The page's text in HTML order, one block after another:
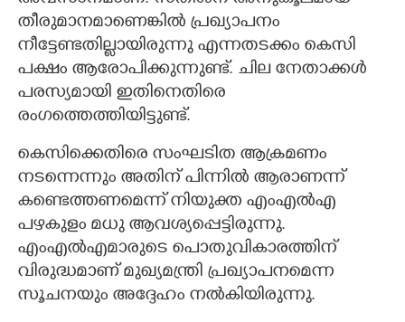
തീരുമാനമാണെങ്കിൽ പ്രഖ്യാപനം
നീട്ടേണ്ടതില്ലായിരുന്നു എന്നതടക്കം കെസി
പക്ഷം ആരോപിക്കുന്നുണ്ട്. ചില നേതാക്കൾ
പരസ്യമായി ഇതിനെതിരെ
രംഗത്തെത്തിയിട്ടുണ്ട്.
കെസിക്കെതിരെ സംഘടിത ആക്രമണം
നടന്നെന്നും അതിന് പിന്നിൽ ആരാണന്ന്
കണ്ടെത്തണമെന്ന് നിയുക്ത എംഎൽഎ
പഴകുളം മധു ആവശ്യപ്പെട്ടിരുന്നു.
എംഎൽഎമാരുടെ പൊതുവികാരത്തിന്
വിരുദ്ധമാണ് മുഖ്യമന്ത്രി പ്രഖ്യാപനമെന്ന
സൂചനയും അദ്ദേഹം നൽകിയിരുന്നു.